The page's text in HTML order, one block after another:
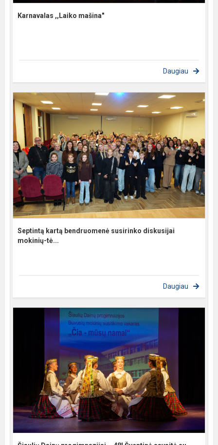
Karnavalas ,,Laiko mašina"
Daugiau
Septintą kartą bendruomenė susirinko diskusijai
mokinių-tė...
Daugiau